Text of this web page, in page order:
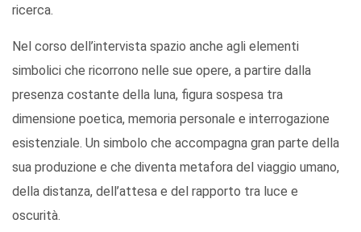
ricerca.
Nel corso dell’intervista spazio anche agli elementi
simbolici che ricorrono nelle sue opere, a partire dalla
presenza costante della luna, figura sospesa tra
dimensione poetica, memoria personale e interrogazione
esistenziale. Un simbolo che accompagna gran parte della
sua produzione e che diventa metafora del viaggio umano,
della distanza, dell’attesa e del rapporto tra luce e
oscurità.